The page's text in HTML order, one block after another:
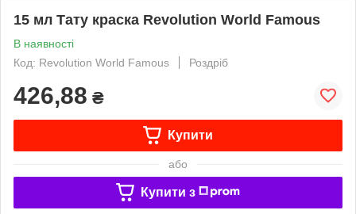
15 мл Тату краска Revolution World Famous
В наявності
Код: Revolution World Famous
Роздріб
426,88 ₴
Купити
або
Купити з